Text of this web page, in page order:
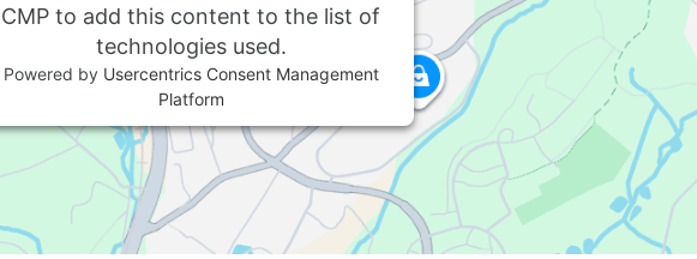
CMP to add this content to the list of
technologies used.
Powered by Usercentrics Consent Management
Platform